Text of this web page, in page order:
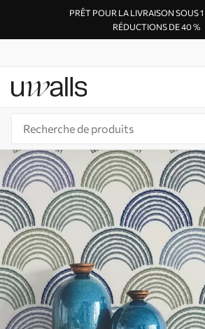
PRÊT POUR LA LIVRAISON SOUS 1
RÉDUCTIONS DE 40 %